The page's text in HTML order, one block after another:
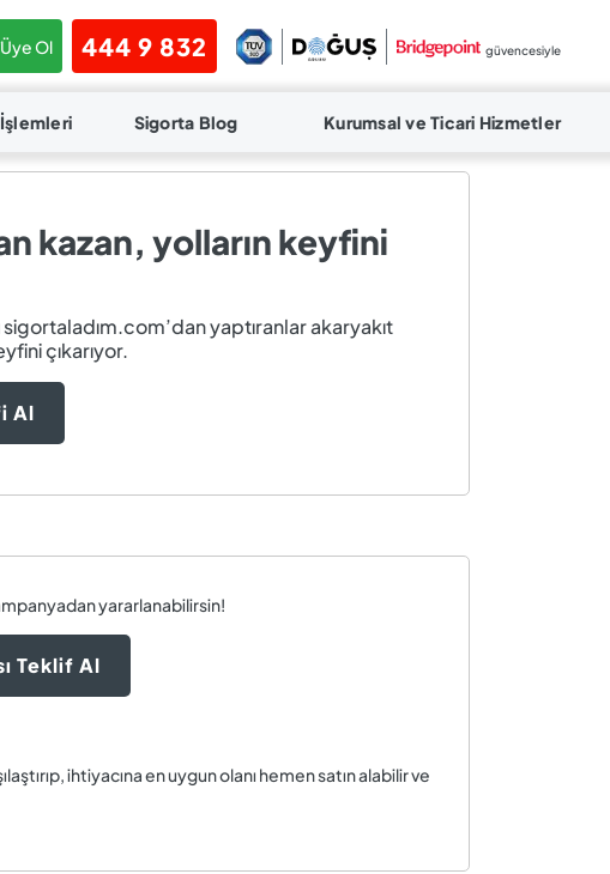
Üye Ol 444 9 832 güvencesiyle
Sigorta Blog Kurumsal ve Ticari Hizmetler
kazan, yolların keyfini
sigortaladım.com’dan yaptıranlar akaryakıt
çıkarıyor.
Al
yararlanabilirsin!
Teklif Al
ihtiyacına en uygun olanı hemen satın alabilir ve